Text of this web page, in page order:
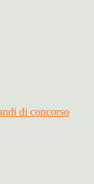
di concorso